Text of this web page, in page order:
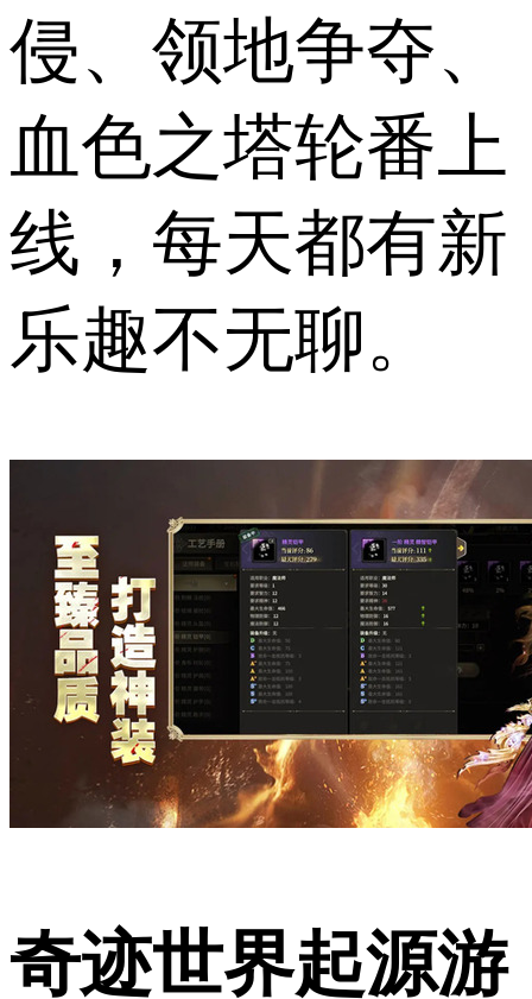
侵、领地争夺、
血色之塔轮番上
线，每天都有新
乐趣不无聊。
奇迹世界起源游